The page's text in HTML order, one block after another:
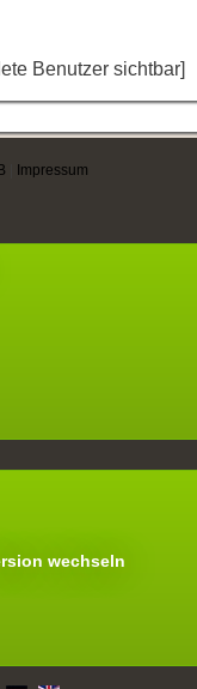
Benutzer sichtbar]
Impressum
wechseln